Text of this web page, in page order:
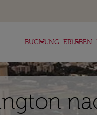
BUCHUNG
keyboard_arrow_down ERLEBEN
keyboard_arrow_down